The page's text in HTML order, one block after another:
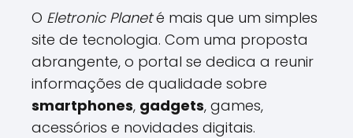
O Eletronic Planeté mais que um simples
site de tecnologia. Com uma proposta
abrangente, o portal se dedica a reunir
informações de qualidade sobre
smartphones, gadgets, games,
acessórios e novidades digitais.